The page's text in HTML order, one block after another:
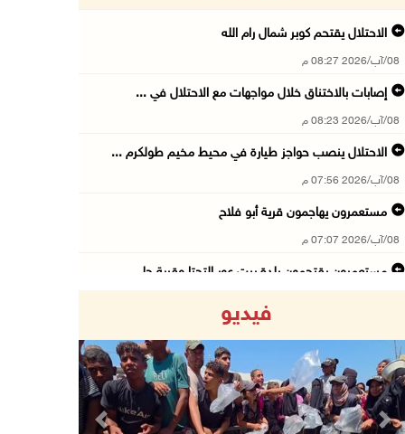
الاحتلال يقتحم كوبر شمال رام الله
08/آب/2026 08:27 م
إصابات بالاختناق خلال مواجهات مع الاحتلال في ...
08/آب/2026 08:23 م
الاحتلال ينصب حواجز طيارة في محيط مخيم طولكرم ...
08/آب/2026 07:56 م
مستعمرون يهاجمون قرية أبو فلاح
08/آب/2026 07:07 م
مستعمرون يقتحمون بلدة بيت عور التحتا وقرية جل ...
08/آب/2026 06:25 م
شعراء غزة يوثقون النزوح والفقد بقصائد من الخي ...
08/آب/2026 06:23 م
فيديو
Previous Next